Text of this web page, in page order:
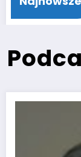
11 czerwca 2026